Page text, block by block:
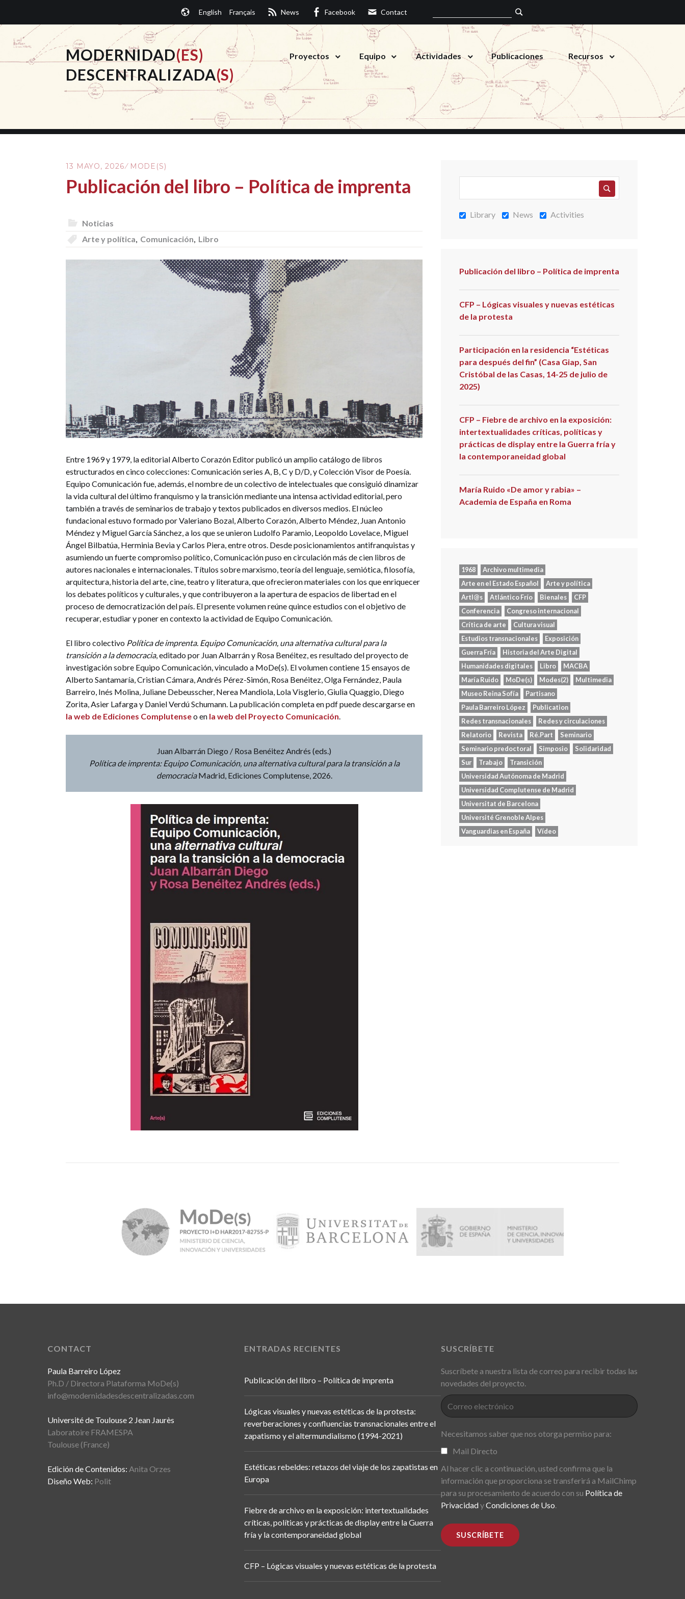
contenido.
English Français News Facebook Contact
MODERNIDAD(ES)
DESCENTRALIZADA(S)
Proyectos Equipo Actividades Publicaciones Recursos
13 MAYO, 2026 MODE(S)
Publicación del libro – Política de imprenta
Noticias
Arte y política Comunicación Libro
Entre 1969 y 1979, la editorial Alberto Corazón Editor publicó un amplio catálogo de libros
estructurados en cinco colecciones: Comunicación series A, B, C y D/D, y Colección Visor de Poesía.
Equipo Comunicación fue, además, el nombre de un colectivo de intelectuales que consiguió dinamizar
la vida cultural del último franquismo y la transición mediante una intensa actividad editorial, pero
también a través de seminarios de trabajo y textos publicados en diversos medios. El núcleo
fundacional estuvo formado por Valeriano Bozal, Alberto Corazón, Alberto Méndez, Juan Antonio
Méndez y Miguel García Sánchez, a los que se unieron Ludolfo Paramio, Leopoldo Lovelace, Miguel
Ángel Bilbatúa, Herminia Bevia y Carlos Piera, entre otros. Desde posicionamientos antifranquistas y
asumiendo un fuerte compromiso político, Comunicación puso en circulación más de cien libros de
autores nacionales e internacionales. Títulos sobre marxismo, teoría del lenguaje, semiótica, filosofía,
arquitectura, historia del arte, cine, teatro y literatura, que ofrecieron materiales con los que enriquecer
los debates políticos y culturales, y que contribuyeron a la apertura de espacios de libertad en el
proceso de democratización del país. El presente volumen reúne quince estudios con el objetivo de
recuperar, estudiar y poner en contexto la actividad de Equipo Comunicación.
El libro colectivo Política de imprenta. Equipo Comunicación, una alternativa cultural para la
transición a la democracia, editado por Juan Albarrán y Rosa Benéitez, es resultado del proyecto de
investigación sobre Equipo Comunicación, vinculado a MoDe(s). El volumen contiene 15 ensayos de
Alberto Santamaría, Cristian Cámara, Andrés Pérez-Simón, Rosa Benéitez, Olga Fernández, Paula
Barreiro, Inés Molina, Juliane Debeusscher, Nerea Mandiola, Lola Visglerio, Giulia Quaggio, Diego
Zorita, Asier Lafarga y Daniel Verdú Schumann. La publicación completa en pdf puede descargarse en
la web de Ediciones Complutenseo en la web del Proyecto Comunicación
Juan Albarrán Diego / Rosa Benéitez Andrés (eds.)
Política de imprenta: Equipo Comunicación, una alternativa cultural para la transición a la
democraciaMadrid, Ediciones Complutense, 2026.
Library News Activities
Publicación del libro – Política de imprenta
CFP – Lógicas visuales y nuevas estéticas
de la protesta
Participación en la residencia “Estéticas
para después del fin” (Casa Giap, San
Cristóbal de las Casas, 14-25 de julio de
2025)
CFP – Fiebre de archivo en la exposición:
intertextualidades críticas, políticas y
prácticas de display entre la Guerra fría y
la contemporaneidad global
María Ruido «De amor y rabia» –
Academia de España en Roma
1968
Archivo multimedia
Arte en el Estado Español
Arte y política
Artl@s
Atlántico Frío Bienales
CFP
Conferencia
Congreso internacional
Crítica de arte
Cultura visual
Estudios transnacionales
Exposición
Guerra Fría
Historia del Arte Digital
Humanidades digitales
Libro
MACBA
María Ruido
MoDe(s) Modes(2)
Multimedia
Museo Reina Sofía
Partisano
Paula Barreiro López
Publication
Redes transnacionales
Redes y circulaciones
Relatorio
Revista Ré.Part
Seminario
Seminario predoctoral
Simposio
Solidaridad
Sur
Trabajo
Transición
Universidad Autónoma de Madrid
Universidad Complutense de Madrid
Universitat de Barcelona
Université Grenoble Alpes
Vanguardias en España
Vídeo
CONTACT
Paula Barreiro López
Ph.D / Directora Plataforma MoDe(s)
info@modernidadesdescentralizadas.com
Université de Toulouse 2 Jean Jaurès
Laboratoire FRAMESPA
Toulouse (France)
Edición de Contenidos: Anita Orzes
Diseño Web: Polit
ENTRADAS RECIENTES
Publicación del libro – Política de imprenta
Lógicas visuales y nuevas estéticas de la protesta:
reverberaciones y confluencias transnacionales entre el
zapatismo y el altermundialismo (1994-2021)
Estéticas rebeldes: retazos del viaje de los zapatistas en
Europa
Fiebre de archivo en la exposición: intertextualidades
críticas, políticas y prácticas de display entre la Guerra
fría y la contemporaneidad global
CFP – Lógicas visuales y nuevas estéticas de la protesta
SUSCRÍBETE
Suscríbete a nuestra lista de correo para recibir todas las
novedades del proyecto.
Necesitamos saber que nos otorga permiso para:
Mail Directo
Al hacer clic a continuación, usted confirma que la
información que proporciona se transferirá a MailChimp
para su procesamiento de acuerdo con su Política de
PrivacidadyCondiciones de Uso